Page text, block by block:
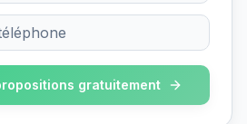
gratuitement